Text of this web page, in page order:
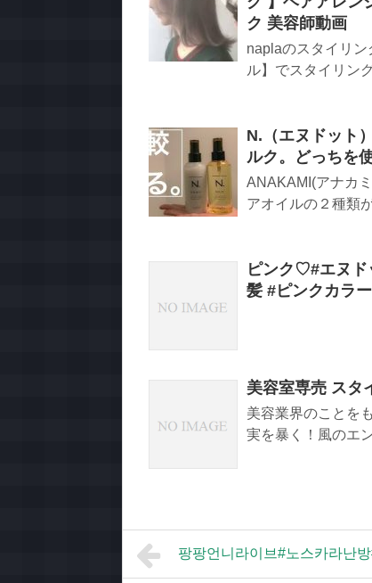
ク 美容師動画
naplaのスタイリン
ル】でスタイリン
N.（エヌドット
ルク。どっちを
ANAKAMI(アナカ
アオイルの２種類
ピンク♡#エヌド
髪 #ピンクカラー
美容室専売 ス
美容業界のことを
実を暴く！風のエ
팡팡언니라이브#노스카라난